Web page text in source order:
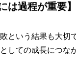
は過程が重要】
という結果も大切
しての成長につな